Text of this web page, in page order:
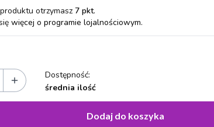
otrzymasz 7 pkt.
więcej o programie lojalnościowym.
Dostępność:
średnia ilość
Dodaj do koszyka